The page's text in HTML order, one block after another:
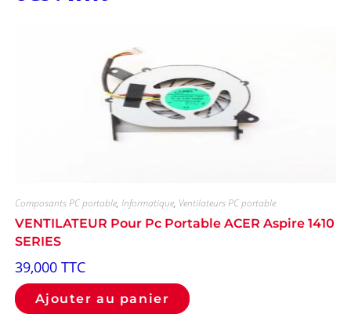
Composants PC portable, Informatique, Ventilateurs PC portable
VENTILATEUR Pour Pc Portable ACER Aspire 1410
SERIES
39,000 TTC
Ajouter au panier